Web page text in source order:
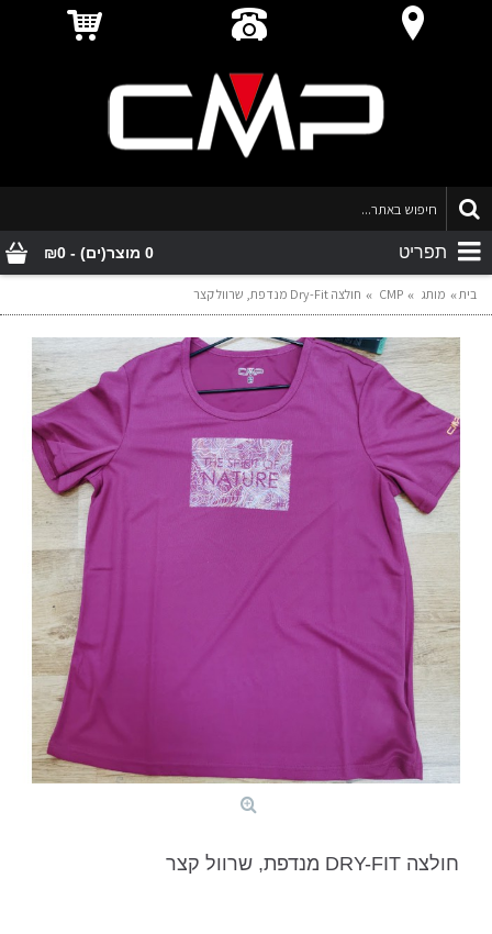
0 מוצר(ים) - ₪0 תפריט
בית מותג CMP חולצה Dry-Fit מנדפת, שרוול קצר
חולצה DRY-FIT מנדפת, שרוול קצר